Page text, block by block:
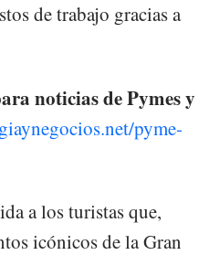
de trabajo gracias a
noticias de Pymes y
pyme-
a los turistas que,
icónicos de la Gran